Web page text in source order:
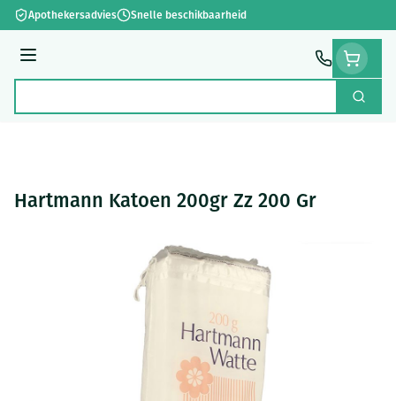
Ga naar de inhoud
Apothekersadvies Snelle beschikbaarheid
Menu
Zoek
Hartmann Katoen 200gr Zz 200 Gr